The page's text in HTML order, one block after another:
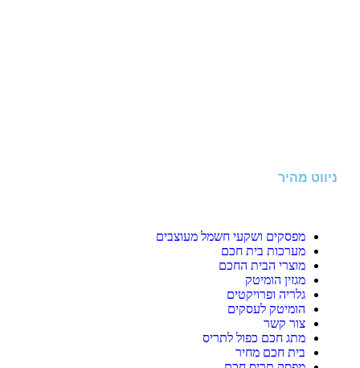
ניווט מהיר
מפסקים ושקעי חשמל מעוצבים
מערכות בית חכם
מוצרי הבית החכם
מגזין הומיטק
גלריה ופרויקטים
הומיטק לעסקים
צור קשר
מתג חכם כפול לתריס
בית חכם מחיר